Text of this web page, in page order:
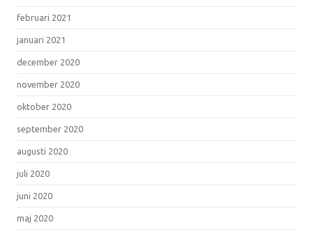
februari 2021
januari 2021
december 2020
november 2020
oktober 2020
september 2020
augusti 2020
juli 2020
juni 2020
maj 2020